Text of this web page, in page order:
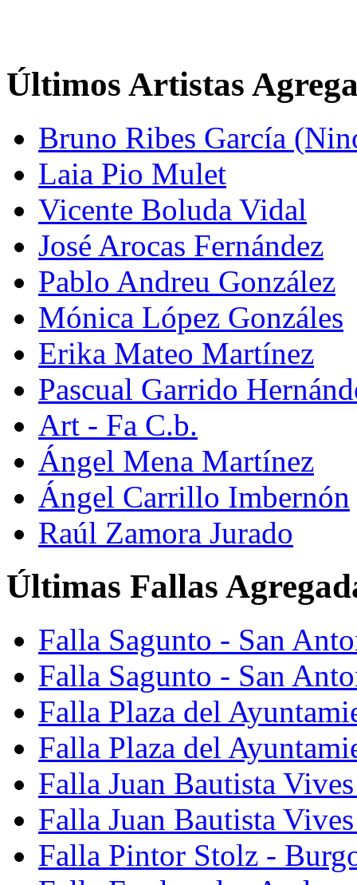
Últimos Artistas
Bruno Ribes García
Laia Pio Mulet
Vicente Boluda Vidal
José Arocas Fernández
Pablo Andreu González
Mónica López Gonzáles
Erika Mateo Martínez
Pascual Garrido
Art - Fa C.b.
Ángel Mena Martínez
Ángel Carrillo Imbernón
Raúl Zamora Jurado
Últimas Fallas
Falla Sagunto - San
Falla Sagunto - San
Falla Plaza del
Falla Plaza del
Falla Juan Bautista
Falla Juan Bautista
Falla Pintor Stolz -